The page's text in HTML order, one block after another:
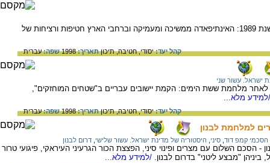
האירועים החשובים שארעו במדינת ישראל בשנת 1989: האינתיפאדה ממשיכה ומעמיקה וברחבי הארץ חטיפות ורציחות של
קהל יעד:יסודי,חטיבה,תיכוןתאריך:1998 שפה:עברית
ישראל. עשור שני
1970) - המצב בארץ לאחר מלחמת ששת הימים: הקמת יישובים עבריים ב"שטחים המוחזקים",
מלא...
קהל יעד:יסודי,חטיבה,תיכוןתאריך:1998 שפה:עברית
למלחמת לבנון
הסכמי קמפ דוד סיני היסטוריה של מדינת ישראל. עשור שלישי דרום לבנון
- הסכם השלום עם מצרים ופינוי סיני, הפצצת הכור הגרעיני העיראקי, פיגועי טרור
"מבצע ליטני" בדרום לבנון. /למידע מלא...